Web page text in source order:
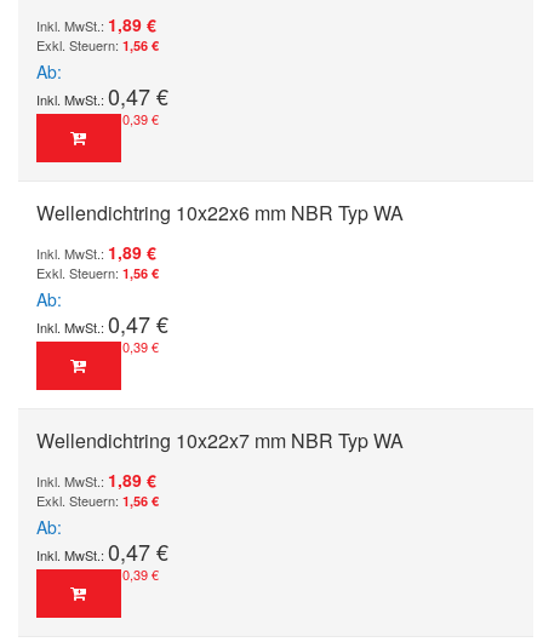
1,89 €
1,56 €
Ab
0,47 €
0,39 €
Wellendichtring 10x22x6 mm NBR Typ WA
1,89 €
1,56 €
Ab
0,47 €
0,39 €
Wellendichtring 10x22x7 mm NBR Typ WA
1,89 €
1,56 €
Ab
0,47 €
0,39 €